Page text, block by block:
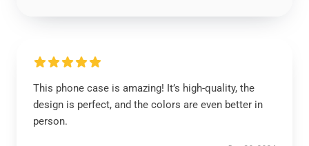
This phone case is amazing! It’s high-quality, the
design is perfect, and the colors are even better in
person.